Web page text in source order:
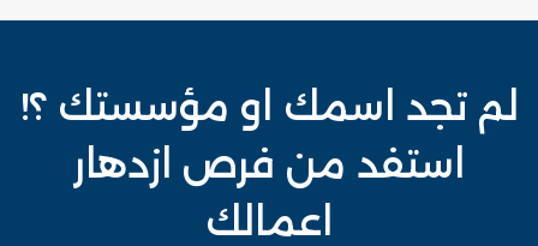
لم تجد اسمك او مؤسستك ؟!
استفد من فرص ازدهار
اعمالك